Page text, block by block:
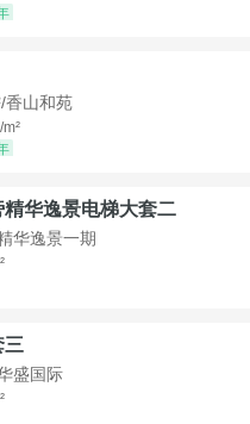
香山和苑
华逸景电梯大套二
华逸景一期
三
盛国际